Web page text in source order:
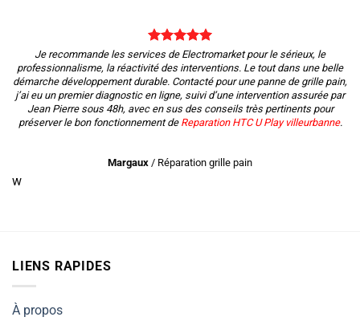
Je recommande les services de Electromarket pour le sérieux, le
professionnalisme, la réactivité des interventions. Le tout dans une belle
démarche développement durable. Contacté pour une panne de grille pain,
j’ai eu un premier diagnostic en ligne, suivi d’une intervention assurée par
Jean Pierre sous 48h, avec en sus des conseils très pertinents pour
préserver le bon fonctionnement de Reparation HTC U Play villeurbanne.
Margaux / Réparation grille pain
w
LIENS RAPIDES
À propos